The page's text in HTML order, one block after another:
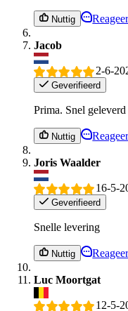
Nuttig Reageer
Jacob
2-6-
Geverifieerd
Prima. Snel
Nuttig Reageer
Joris Waalder
16-5-
Geverifieerd
Snelle levering
Nuttig Reageer
Luc Moortgat
12-5-